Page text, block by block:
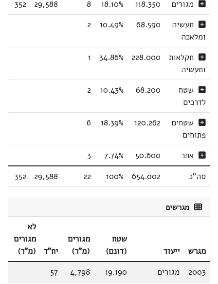
מגורים
118.350
18.10%
8
29,588
352
תעשיה
ומלאכה
68.590
10.49%
2
חקלאות
ותעשיה
228.000
34.86%
1
שטח
לדרכים
68.200
10.43%
2
שטחים
פתוחים
120.262
18.39%
6
אחר 50.600
7.74%
3
סה"כ
654.002
100%
22
29,588
352
מגרשים
מגרש ייעוד
שטח
(דונם)
מגורים
(מ"ר)
יח"ד
לא
מגורים
(מ"ר)
2003
מגורים 19.190
4,798
57